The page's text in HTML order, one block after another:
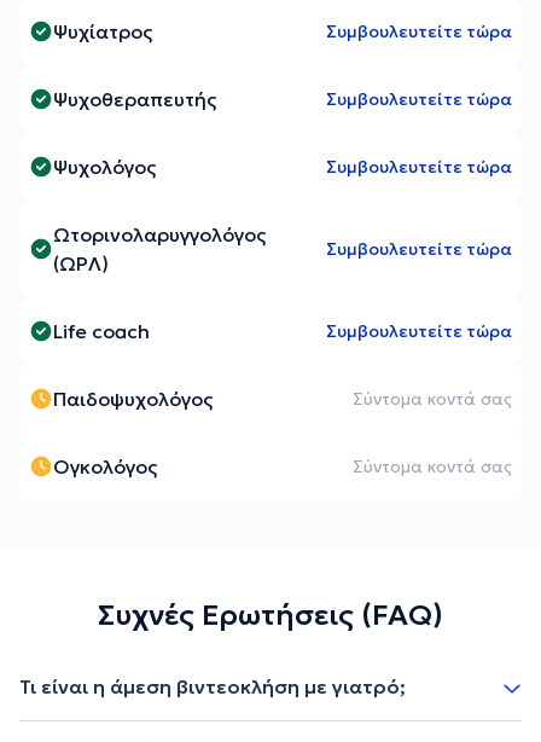
Ψυχίατρος Συμβουλευτείτε τώρα
Ψυχοθεραπευτής Συμβουλευτείτε τώρα
Ψυχολόγος Συμβουλευτείτε τώρα
Ωτορινολαρυγγολόγος
(ΩΡΛ)
Συμβουλευτείτε τώρα
Life coach Συμβουλευτείτε τώρα
Παιδοψυχολόγος Σύντομα κοντά σας
Ογκολόγος Σύντομα κοντά σας
Συχνές Ερωτήσεις (FAQ)
Τι είναι η άμεση βιντεοκλήση με γιατρό;